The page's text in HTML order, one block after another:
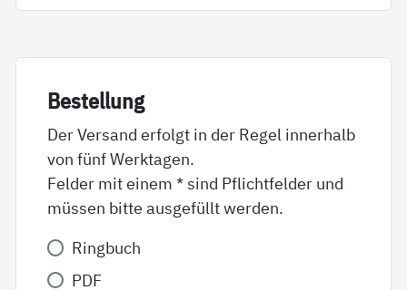
Be­stel­lung
Der Versand erfolgt in der Regel innerhalb
von fünf Werktagen.
Felder mit einem * sind Pflichtfelder und
müssen bitte ausgefüllt werden.
Variante*
Ringbuch
PDF